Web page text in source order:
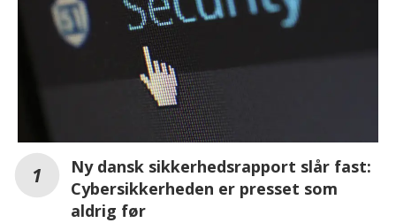
Ny dansk sikkerhedsrapport slår fast:
Cybersikkerheden er presset som
aldrig før